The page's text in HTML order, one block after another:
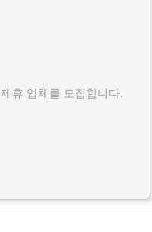
제휴 업체를 모집합니다.